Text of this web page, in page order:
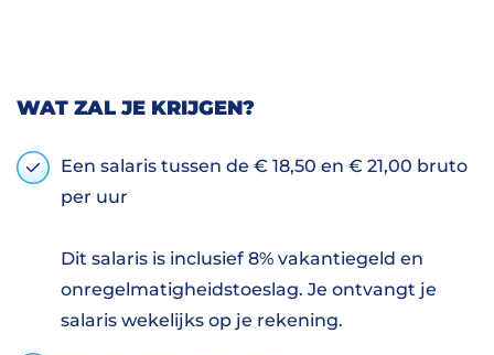
WAT ZAL JE KRIJGEN?
Een salaris tussen de € 18,50 en € 21,00 bruto
per uur
Dit salaris is inclusief 8% vakantiegeld en
onregelmatigheidstoeslag. Je ontvangt je
salaris wekelijks op je rekening.